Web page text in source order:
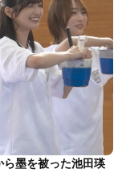
墨を被った池田瑛